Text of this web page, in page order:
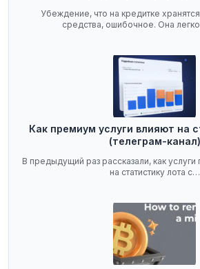
Убеждение, что на кредитке
средства, ошибочное. Она
Как премиум услуги влияют на
(телеграм-канал)
В предыдущий раз рассказали, как
на статистику лота с…